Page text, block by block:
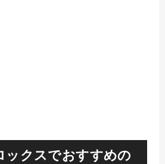
ックスでおすすめの